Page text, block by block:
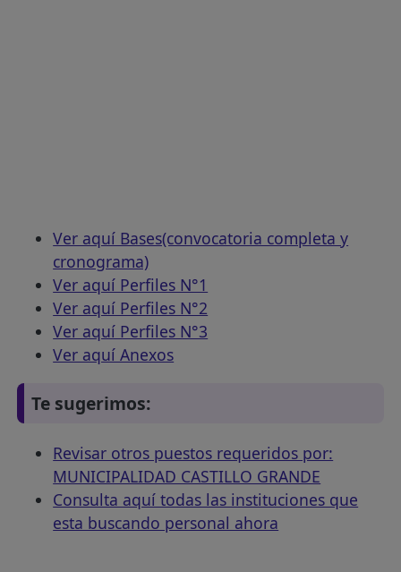
Ver aquí Bases(convocatoria completa y
cronograma)
Ver aquí Perfiles N°1
Ver aquí Perfiles N°2
Ver aquí Perfiles N°3
Ver aquí Anexos
Te sugerimos:
Revisar otros puestos requeridos por:
MUNICIPALIDAD CASTILLO GRANDE
Consulta aquí todas las instituciones que
esta buscando personal ahora